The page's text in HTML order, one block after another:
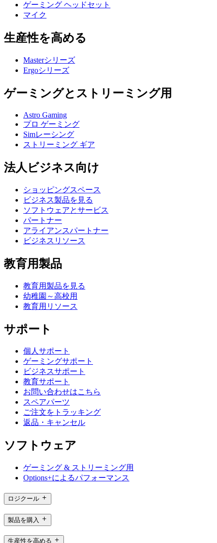
ゲーミング ヘッドセット
マイク
生産性を高める
Masterシリーズ
Ergoシリーズ
ゲーミングとストリーミング用
Astro Gaming
プロ ゲーミング
Simレーシング
ストリーミング ギア
法人ビジネス向け
ショッピングスペース
ビジネス製品を見る
ソフトウェアとサービス
パートナー
アライアンスパートナー
ビジネスリソース
教育用製品
教育用製品を見る
幼稚園～高校用
教育用リソース
サポート
個人サポート
ゲーミングサポート
ビジネスサポート
教育サポート
お問い合わせはこちら
スペアパーツ
ご注文をトラッキング
返品・キャンセル
ソフトウェア
ゲーミング & ストリーミング用
Options+によるパフォーマンス
ロジクール
製品を購入
生産性を高める